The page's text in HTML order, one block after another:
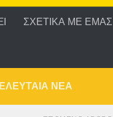
ΣΧΕΤΙΚΑ ΜΕ ΕΜΑΣ
ΝΕΑ